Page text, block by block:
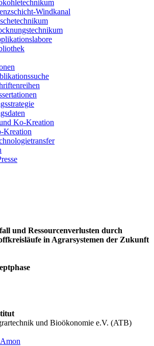
Windkanal
Ko-Kreation
Kreation
und Ressourcenverlusten durch
in Agrarsystemen der Zukunft
und Bioökonomie e.V. (ATB)